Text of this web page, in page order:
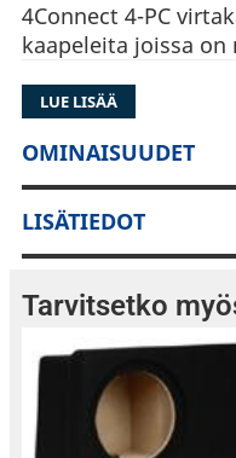
4Connect 4-PC
kaapeleita joissa
LUE LISÄÄ
OMINAISUUDET
LISÄTIEDOT
Tarvitsetko